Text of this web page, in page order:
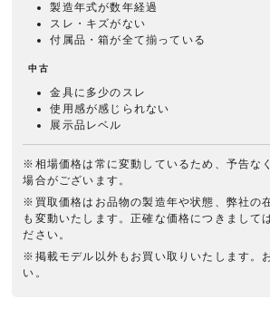
製造年式が数年経過
スレ・キズがない
付属品・箱が全て揃っている
中古
金具に多少のスレ
使用感が感じられない
展示品レベル
※相場価格は常に変動しているため、予告な
場合がございます。
※買取価格はお品物の製造年や状態、弊社の
も変動いたします。正確な価格につきまして
ださい。
※掲載モデル以外もお買い取りいたします。
い。